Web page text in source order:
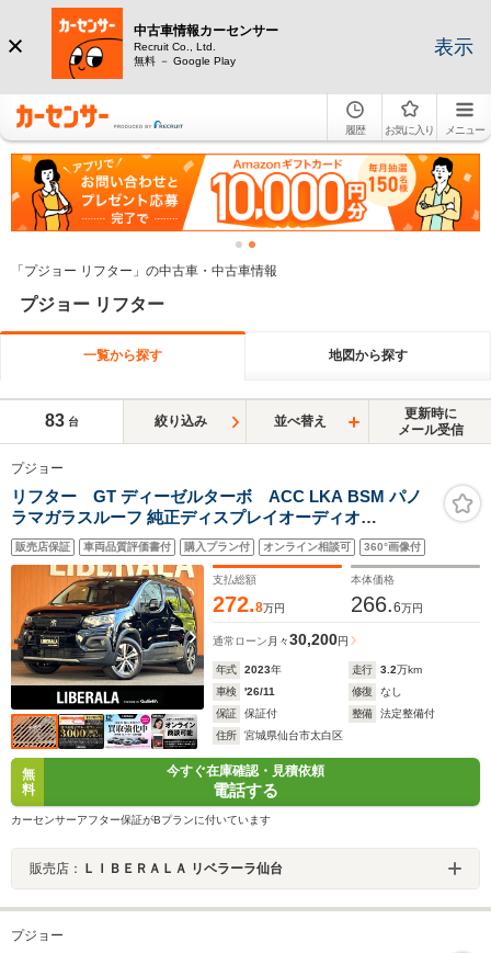
中古車情報カーセンサー
Recruit Co., Ltd.
無料 － Google Play
表示
履歴 お気に入り メニュー
「プジョー リフター」の中古車・中古車情報
プジョー リフター
一覧から探す 地図から探す
83 台 絞り込み 並べ替え
更新時に
メール受信
プジョー
リフター GT ディーゼルターボ ACC LKA BSM パノ
ラマガラスルーフ 純正ディスプレイオーディオ
AppleCarPlay バック/サイドカメラ LEDヘッドライト イ
ンテリジェントハイビーム スマートキー 17インチAW ス
テアリングスイッチ パドルシフト ETC
販売店保証 車両品質評価書付 購入プラン付 オンライン相談可 360°画像付
支払総額
272.8万円
本体価格
266.6万円
通常ローン 月々30,200円
年式 2023年 走行 3.2万km
車検
'26/11 修復
なし
保証
保証付 整備
法定整備付
住所
宮城県仙台市太白区
無
料
今すぐ在庫確認・見積依頼
電話する
カーセンサーアフター保証がBプランに付いています
販売店： ＬＩＢＥＲＡＬＡ リベラーラ仙台
プジョー